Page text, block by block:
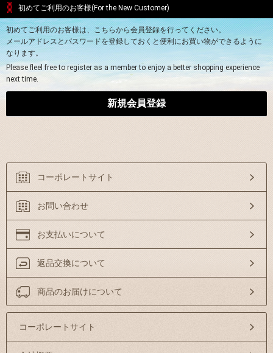
初めてご利用のお客様(For the New Customer)
初めてご利用のお客様は、こちらから会員登録を行ってください。
メールアドレスとパスワードを登録しておくと便利にお買い物ができるように
なります。
Please fleel free to register as a member to enjoy a better shopping experience
next time.
コーポレートサイト
お問い合わせ
お支払いについて
返品交換について
商品のお届けについて
コーポレートサイト